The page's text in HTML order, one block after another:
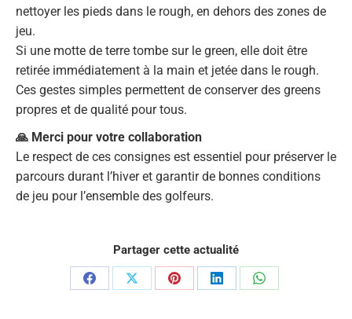
nettoyer les pieds dans le rough, en dehors des zones de
jeu.
Si une motte de terre tombe sur le green, elle doit être
retirée immédiatement à la main et jetée dans le rough.
Ces gestes simples permettent de conserver des greens
propres et de qualité pour tous.
🙏 Merci pour votre collaboration
Le respect de ces consignes est essentiel pour préserver le
parcours durant l’hiver et garantir de bonnes conditions
de jeu pour l’ensemble des golfeurs.
Partager cette actualité
PartagerPartagerPartagerPartagerPartager